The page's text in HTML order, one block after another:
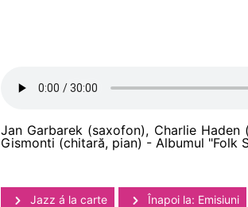
Jan Garbarek (saxofon), Charlie Haden
Gismonti (chitară, pian) - Albumul "Folk
Jazz á la carte Înapoi la: Emisiuni